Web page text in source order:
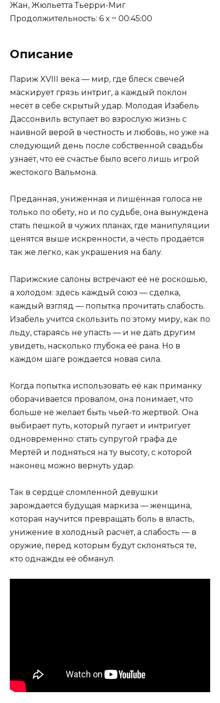
Жан, Жюльетта Тьерри-Миг
Продолжительность: 6 x ~ 00:45:00
Описание
Париж XVIII века — мир, где блеск свечей
маскирует грязь интриг, а каждый поклон
несёт в себе скрытый удар. Молодая Изабель
Дассонвиль вступает во взрослую жизнь с
наивной верой в честность и любовь, но уже на
следующий день после собственной свадьбы
узнаёт, что её счастье было всего лишь игрой
жестокого Вальмона.
Преданная, униженная и лишённая голоса не
только по обету, но и по судьбе, она вынуждена
стать пешкой в чужих планах, где манипуляции
ценятся выше искренности, а честь продаётся
так же легко, как украшения на балу.
Парижские салоны встречают её не роскошью,
а холодом: здесь каждый союз — сделка,
каждый взгляд — попытка прочитать слабость.
Изабель учится скользить по этому миру, как по
льду, стараясь не упасть — и не дать другим
увидеть, насколько глубока её рана. Но в
каждом шаге рождается новая сила.
Когда попытка использовать её как приманку
оборачивается провалом, она понимает, что
больше не желает быть чьей-то жертвой. Она
выбирает путь, который пугает и интригует
одновременно: стать супругой графа де
Мертёй и подняться на ту высоту, с которой
наконец можно вернуть удар.
Так в сердце сломленной девушки
зарождается будущая маркиза — женщина,
которая научится превращать боль в власть,
унижение в холодный расчёт, а слабость — в
оружие, перед которым будут склоняться те,
кто однажды её обманул.